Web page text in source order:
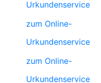
Urkundenservice
zum Online-
Urkundenservice
zum Online-
Urkundenservice